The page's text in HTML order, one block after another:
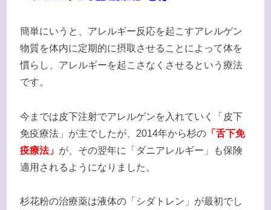
簡単にいうと、アレルギー反応を起こすアレルゲン
物質を体内に定期的に摂取させることによって体を
慣らし、アレルギーを起こさなくさせるという療法
です。
今までは皮下注射でアレルゲンを入れていく「皮下
免疫療法」が主でしたが、2014年から杉の 「舌下免
疫療法」 が、その翌年に「ダニアレルギー」も保険
適用されるようになりました。
杉花粉の治療薬は液体の「シダトレン」が最初でし